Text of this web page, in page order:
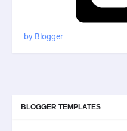
by Blogger
BLOGGER TEMPLATES